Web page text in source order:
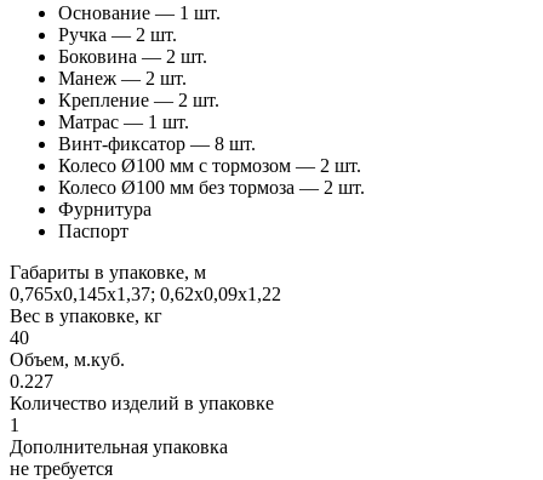
Основание — 1 шт.
Ручка — 2 шт.
Боковина — 2 шт.
Манеж — 2 шт.
Крепление — 2 шт.
Матрас — 1 шт.
Винт-фиксатор — 8 шт.
Колесо Ø100 мм с тормозом — 2 шт.
Колесо Ø100 мм без тормоза — 2 шт.
Фурнитура
Паспорт
Габариты в упаковке, м
0,765х0,145х1,37; 0,62х0,09х1,22
Вес в упаковке, кг
40
Объем, м.куб.
0.227
Количество изделий в упаковке
1
Дополнительная упаковка
не требуется